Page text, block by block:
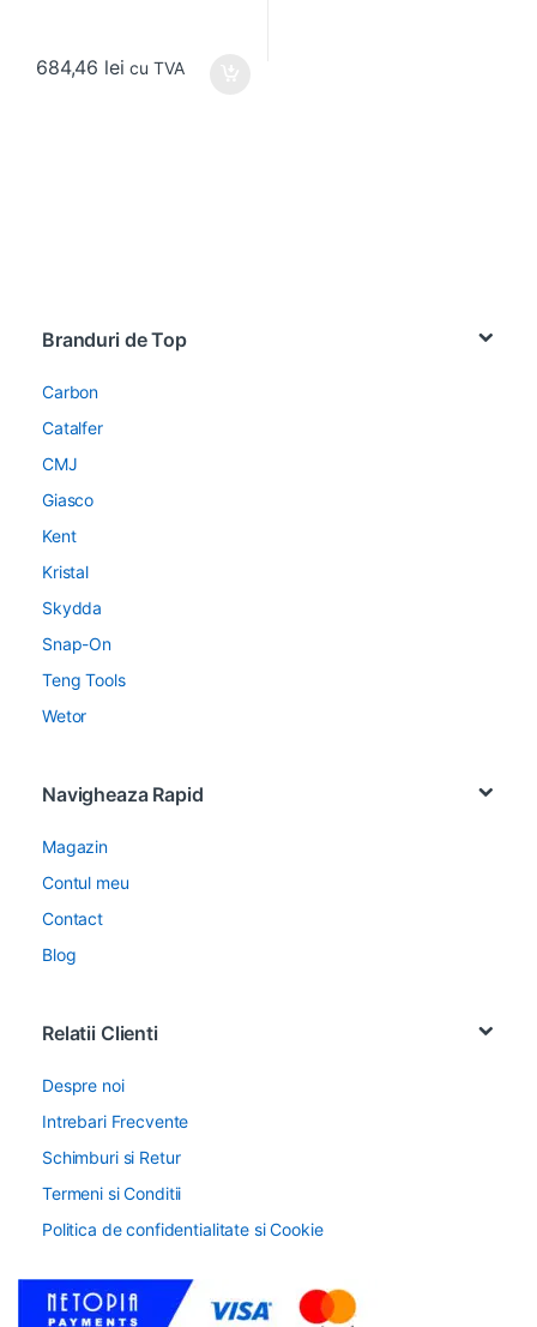
684,46 lei cu TVA
Branduri de Top
Carbon
Catalfer
CMJ
Giasco
Kent
Kristal
Skydda
Snap-On
Teng Tools
Wetor
Navigheaza Rapid
Magazin
Contul meu
Contact
Blog
Relatii Clienti
Despre noi
Intrebari Frecvente
Schimburi si Retur
Termeni si Conditii
Politica de confidentialitate si Cookie